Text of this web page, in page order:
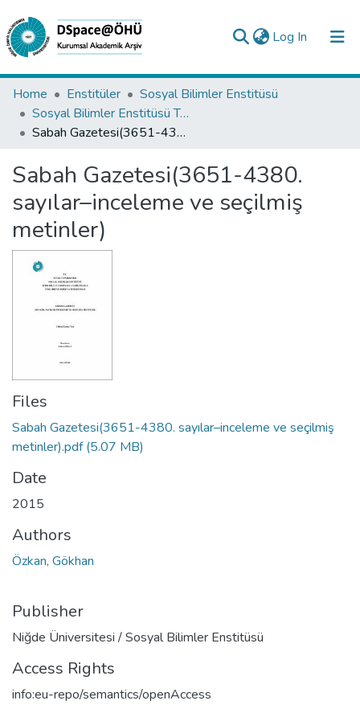
Log In (current)
Collections
All of DSpace
Analyze
Request/Question
Home Enstitüler
Sosyal Bilimler Enstitüsü
Sosyal Bilimler Enstitüsü Tez Koleksiyonu
Sabah Gazetesi(3651-4380. sayılar–inceleme ve seçilmiş metinler)
Sabah Gazetesi(3651-4380.
sayılar–inceleme ve seçilmiş
metinler)
Files
Sabah Gazetesi(3651-4380. sayılar–inceleme ve seçilmiş
metinler).pdf(5.07 MB)
Date
2015
Authors
Özkan, Gökhan
Publisher
Niğde Üniversitesi / Sosyal Bilimler Enstitüsü
Access Rights
info:eu-repo/semantics/openAccess